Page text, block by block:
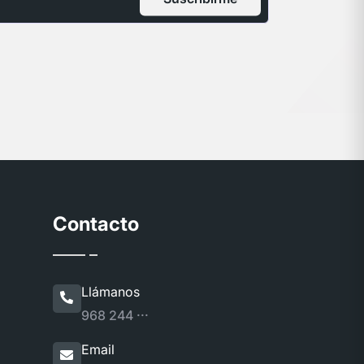
Contacto
Llámanos
968 244 ···
Email